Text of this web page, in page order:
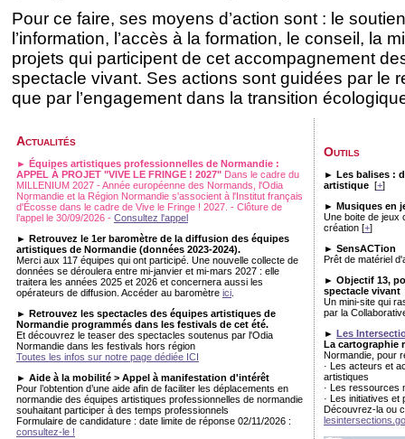
Pour ce faire, ses moyens d’action sont : le
l’information, l’accès à la formation, le conseil, la
projets qui participent de cet accompagnement
spectacle vivant. Ses actions sont guidées par le
que par l’engagement dans la transition
Actualités
► Équipes artistiques professionnelles de Normandie :
APPEL À PROJET "VIVE LE FRINGE ! 2027" Dans le cadre du
MILLENIUM 2027 - Année européenne des Normands, l'Odia
Normandie et la Région Normandie s'associent à l'Institut français
d'Écosse dans le cadre de Vive le Fringe ! 2027. - Clôture de
l’appel le 30/09/2026 - Consultez l'appel
► Retrouvez le 1er baromètre de la diffusion des équipes
artistiques de Normandie (données 2023-2024).
Merci aux 117 équipes qui ont participé. Une nouvelle collecte de
données se déroulera entre mi-janvier et mi-mars 2027 : elle
traitera les années 2025 et 2026 et concernera aussi les
opérateurs de diffusion. Accéder au baromètre ici.
► Retrouvez les spectacles des équipes artistiques de
Normandie programmés dans les festivals de cet été.
Et découvrez le teaser des spectacles soutenus par l'Odia
Normandie dans les festivals hors région
Toutes les infos sur notre page dédiée ICI
► Aide à la mobilité > Appel à manifestation d'intérêt
Pour l’obtention d’une aide afin de faciliter les déplacements en
normandie des équipes artistiques professionnelles de normandie
souhaitant participer à des temps professionnels
Formulaire de candidature : date limite de réponse 02/11/2026 :
consultez-le !
Outils
► Les balises :
artistique [+]
► Musiques en
Une boite de jeux
création [+]
► SensACTion
Prêt de matériel
► Objectif 13,
spectacle vivant
Un mini-site qui
par la
► Les
La cartographie
Normandie, pour
· Les acteurs et
artistiques
· Les ressources
· Les initiatives et
Découvrez-la ou